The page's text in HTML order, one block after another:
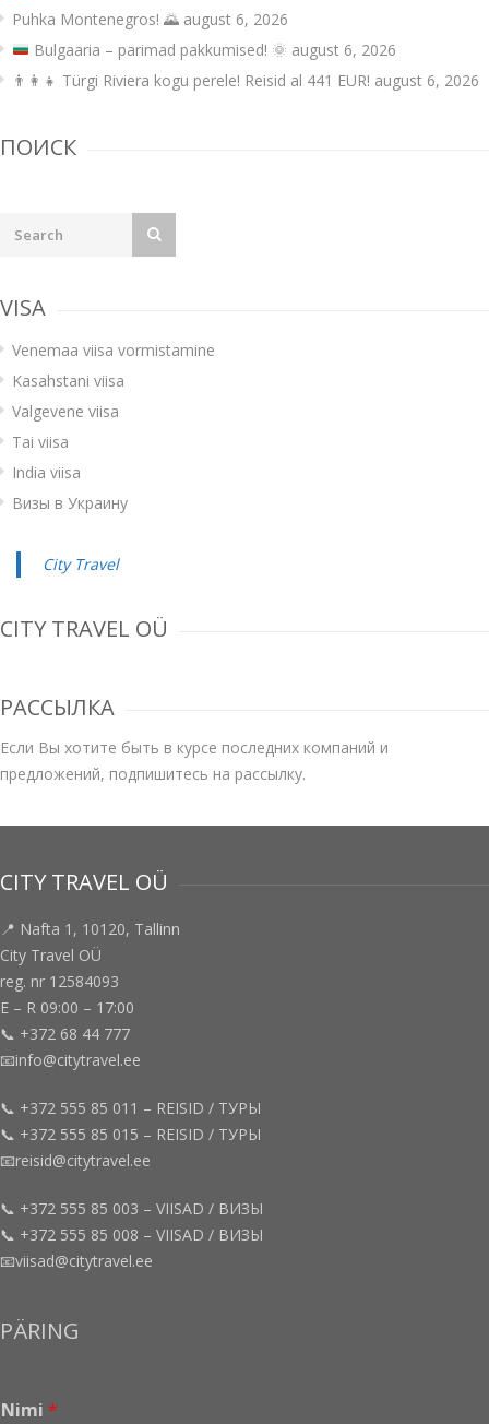
Puhka Montenegros! 🌄 august 6, 2026
Bulgaaria – parimad pakkumised! 🌞 august 6, 2026
👨‍👩‍👧 Türgi Riviera kogu perele! Reisid al 441 EUR! august 6, 2026
ПОИСК
VISA
Venemaa viisa vormistamine
Kasahstani viisa
Valgevene viisa
Tai viisa
India viisa
Визы в Украину
City Travel
CITY TRAVEL OÜ
РАССЫЛКА
Если Вы хотите быть в курсе последних компаний и
предложений, подпишитесь на рассылку.
CITY TRAVEL OÜ
📍 Nafta 1, 10120, Tallinn
City Travel OÜ
reg. nr 12584093
E – R 09:00 – 17:00
📞 +372 68 44 777
📧info@citytravel.ee
📞 +372 555 85 011 – REISID / ТУРЫ
📞 +372 555 85 015 – REISID / ТУРЫ
📧reisid@citytravel.ee
📞 +372 555 85 003 – VIISAD / ВИЗЫ
📞 +372 555 85 008 – VIISAD / ВИЗЫ
📧viisad@citytravel.ee
PÄRING
Nimi *